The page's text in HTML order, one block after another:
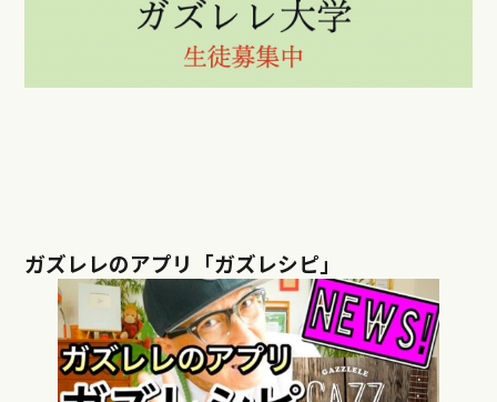
ガズレレのアプリ「ガズレシピ」